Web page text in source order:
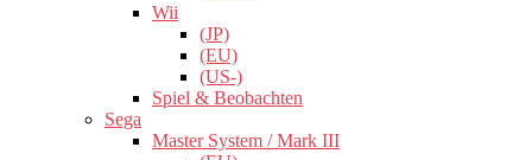
Wii
(JP)
(EU)
(US-)
Spiel & Beobachten
Sega
Master System / Mark III